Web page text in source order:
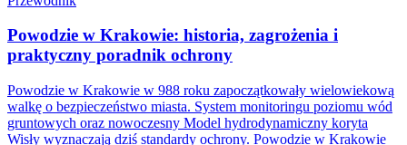
Powodzie w Krakowie: historia, zagrożenia i
praktyczny poradnik ochrony
Powodzie w Krakowie w 988 roku zapoczątkowały wielowiekową
walkę o bezpieczeństwo miasta. System monitoringu poziomu wód
gruntowych oraz nowoczesny Model hydrodynamiczny koryta
Wisły wyznaczają dziś standardy ochrony. Powodzie w Krakowie